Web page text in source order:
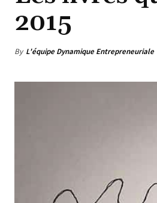
2015
By L'équipe Dynamique Entrepreneuriale